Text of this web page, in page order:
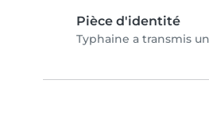
Pièce d'identité
Typhaine a transmis